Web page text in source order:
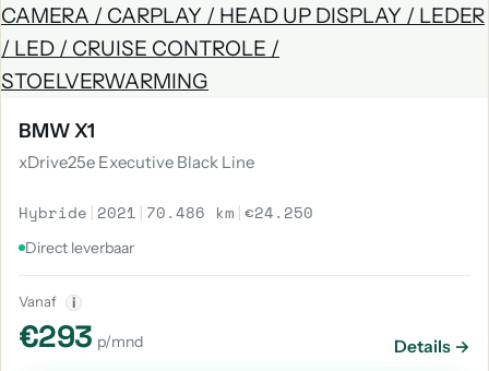
BMW X1
xDrive25e Executive Black Line
Hybride | 2021 | 70.486 km |€24.250
Direct leverbaar
Vanaf i
€293 p/mnd Details →